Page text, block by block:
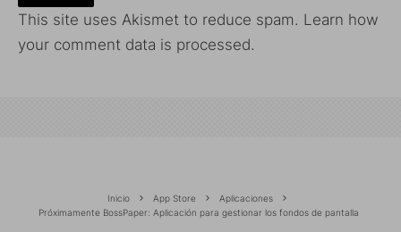
This site uses Akismet to reduce spam. Learn how
your comment data is processed.
Inicio App Store
Aplicaciones
Próximamente BossPaper: Aplicación para gestionar los fondos de pantalla